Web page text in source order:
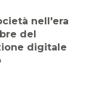
nell'era
del
digitale